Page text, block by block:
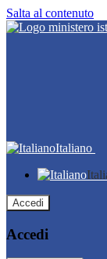
Salta al contenuto
Italiano
Accedi
Accedi